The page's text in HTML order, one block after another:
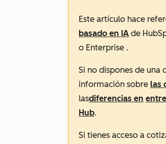
Este artículo hace
basado en IA de
o Enterprise .
Si no dispones de una
información sobre las
lasdiferencias en
Hub.
Si tienes acceso a